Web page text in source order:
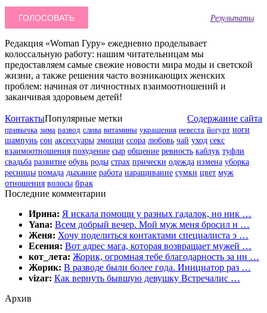
Результаты
Редакция «Woman Гуру» ежедневно проделывает
колоссальную работу: нашим читательницам мы
предоставляем самые свежие новости мира моды и светской
жизни, а также решения часто возникающих женских
проблем: начиная от личностных взаимоотношений и
заканчивая здоровьем детей!
Контакты Содержание сайта
Популярные метки
привычка зима развод слива витамины украшения невеста йогурт ноги
шампунь сон аксессуары эмоции ссора любовь чай уход секс
взаимоотношения похудение сыр общение ревность каблук туфли
свадьба развитие обувь роды страх прически одежда измена уборка
ресницы помада дыхание работа наращивание сумки цвет муж
отношения волосы брак
Последние комментарии
Ирина: Я искала помощи у разных гадалок, но ник …
Yana: Всем добрый вечер. Мой муж меня бросил н …
Женя: Хочу поделиться контактами специалиста э …
Есения: Вот адрес мага, которая возвращает мужей …
кот_лета: Жорик, огромная тебе благодарность за ин …
Жорик: В разводе были более года. Инициатор раз …
vizar: Как вернуть бывшую девушку Встречалис …
Архив